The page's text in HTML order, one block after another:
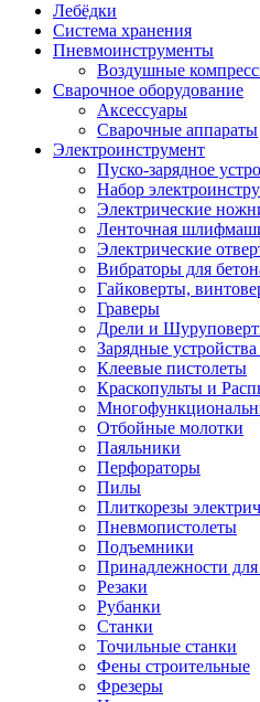
Лебёдки
Система хранения
Пневмоинструменты
Воздушные
Сварочное оборудование
Аксессуары
Сварочные аппараты
Электроинструмент
Пуско-зарядное
Набор
Электрические
Ленточная
Электрические
Вибраторы для
Гайковерты,
Граверы
Дрели и
Зарядные
Клеевые пистолеты
Краскопульты и
Отбойные молотки
Паяльники
Перфораторы
Пилы
Плиткорезы
Пневмопистолеты
Подъемники
Принадлежности для
Резаки
Рубанки
Станки
Точильные станки
Фены строительные
Фрезеры